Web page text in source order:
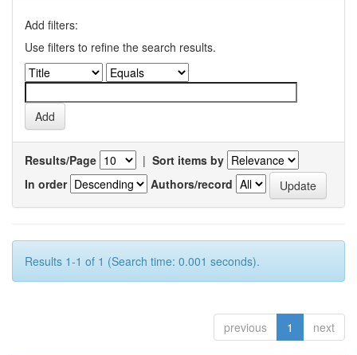
Add filters:
Use filters to refine the search results.
Results/Page | Sort items by
In order
Authors/record
Results 1-1 of 1 (Search time: 0.001 seconds).
previous 1 next